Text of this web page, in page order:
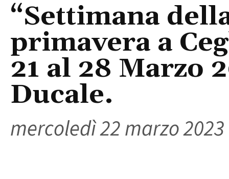
“Settimana
primavera a
21 al 28 Marzo
Ducale.
mercoledì 22 marzo 2023